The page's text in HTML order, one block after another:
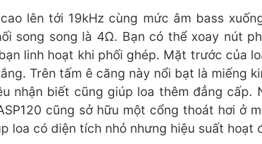
lên tới 19kHz cùng mức âm bass
song song là 4Ω. Bạn có thể xoay nút
linh hoạt khi phối ghép. Mặt trước của
Trên tấm ê căng này nổi bạt là miếng
nhận biết cũng giúp loa thêm đẳng cấp.
cũng sở hữu một cổng thoát hơi ở
loa có diện tích nhỏ nhưng hiệu suất hoạt